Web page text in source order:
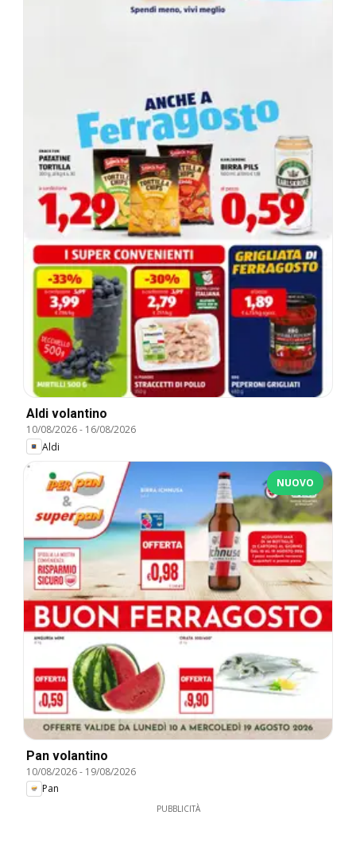
Aldi volantino
10/08/2026- 16/08/2026
Aldi
NUOVO
Pan volantino
10/08/2026- 19/08/2026
Pan
PUBBLICITÀ